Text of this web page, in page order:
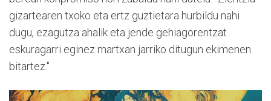
gizartearen txoko eta ertz guztietara hurbildu nahi
dugu, ezagutza ahalik eta jende gehiagorentzat
eskuragarri eginez martxan jarriko ditugun ekimenen
bitartez."